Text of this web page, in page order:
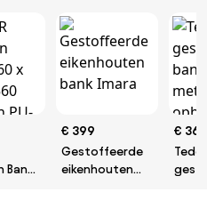
Bank
€ 399
Gestoffeerde
eikenhouten
€ 369